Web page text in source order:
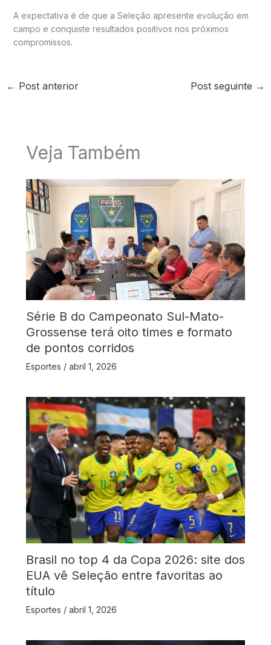
A expectativa é de que a Seleção apresente evolução em
campo e conquiste resultados positivos nos próximos
compromissos.
← Post anterior Post seguinte →
Veja Também
Série B do Campeonato Sul-Mato-
Grossense terá oito times e formato
de pontos corridos
Esportes / abril 1, 2026
Brasil no top 4 da Copa 2026: site dos
EUA vê Seleção entre favoritas ao
título
Esportes / abril 1, 2026